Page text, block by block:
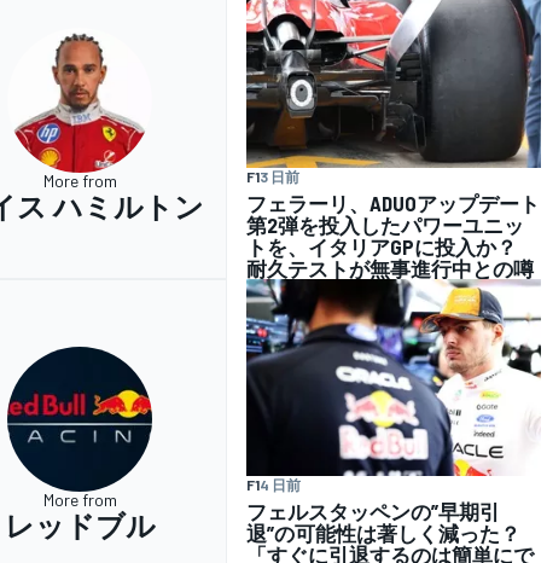
More from
ス ハミルトン
F13 日前
フェラーリ、ADUOアップデート
第2弾を投入したパワーユニッ
トを、イタリアGPに投入か？
耐久テストが無事進行中との噂
More from
レッドブル
F14 日前
フェルスタッペンの”早期引
退”の可能性は著しく減った？
「すぐに引退するのは簡単にで